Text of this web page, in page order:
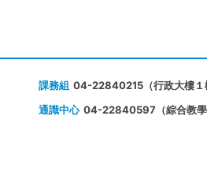
課務組 04-22840215（行政大樓１
通識中心 04-22840597（綜合教學